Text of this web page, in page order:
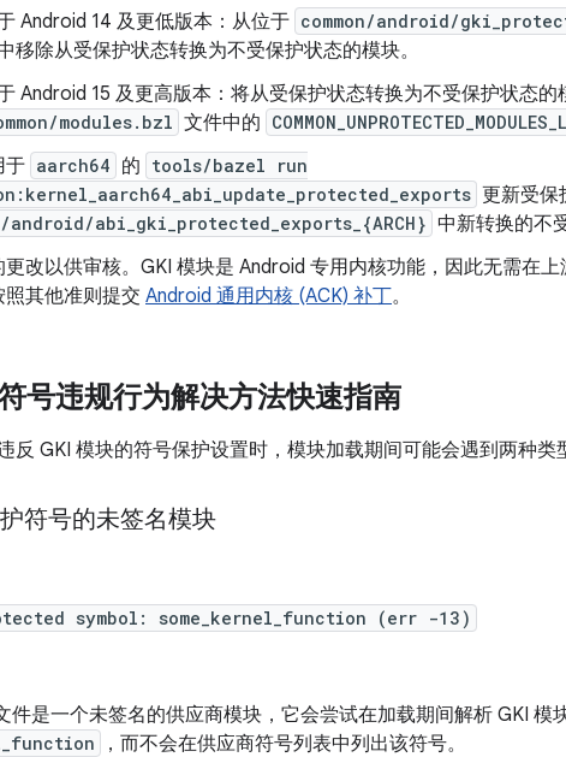
Android 14 及更低版本：从位于 common/android/
移除从受保护状态转换为不受保护状态的模块。
Android 15 及更高版本：将从受保护状态转换为不受保护状态的
modules.bzl 文件中的
于 aarch64 的 tools/bazel run
更新受保
android/abi_gki_protected_exports_{ARCH} 中新转换的不
改以供审核。GKI 模块是 Android 专用内核功能，因此无需在上
照其他准则提交 Android 通用内核 (ACK) 补丁。
号违规行为解决方法快速指南
反 GKI 模块的符号保护设置时，模块加载期间可能会遇到两种类
符号的未签名模块
symbol: some_kernel_function (err -13)
件是一个未签名的供应商模块，它会尝试在加载期间解析 GKI 模
，而不会在供应商符号列表中列出该符号。